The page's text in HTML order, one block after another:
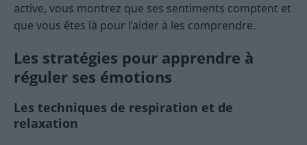
active, vous montrez que ses sentiments comptent et
que vous êtes là pour l’aider à les comprendre.
Les stratégies pour apprendre à
réguler ses émotions
Les techniques de respiration et de
relaxation